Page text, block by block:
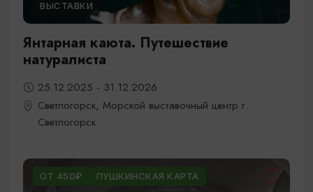
ВЫСТАВКИ
Янтарная каюта. Путешествие
натуралиста
25.12.2025 - 31.12.2026
Светлогорск, Морской выставочный центр г.
Светлогорск
ОТ 450₽ ПУШКИНСКАЯ КАРТА